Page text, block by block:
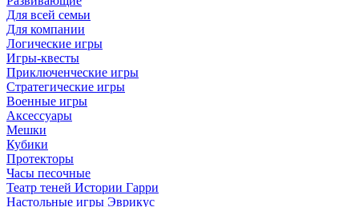
Для всей семьи
Для компании
Логические игры
Игры-квесты
Приключенческие игры
Стратегические игры
Военные игры
Аксессуары
Мешки
Кубики
Протекторы
Часы песочные
Театр теней Истории Гарри
Настольные игры Эврикус